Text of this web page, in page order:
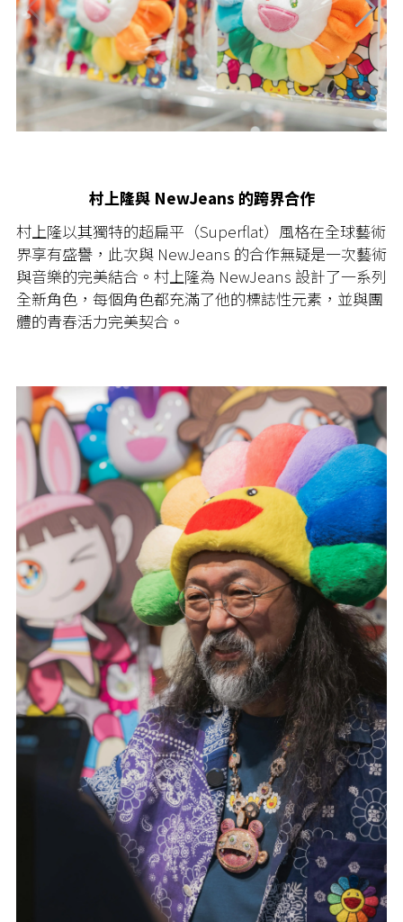
村上隆與 NewJeans 的跨界合作
村上隆以其獨特的超扁平（Superflat）風格在全球藝術
界享有盛譽，此次與 NewJeans 的合作無疑是一次藝術
與音樂的完美結合。村上隆為 NewJeans 設計了一系列
全新角色，每個角色都充滿了他的標誌性元素，並與團
體的青春活力完美契合。